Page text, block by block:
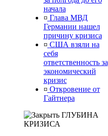
начала
¤ Глава МВД
Германии нашел
причину кризиса
¤ США взяли на
себя
ответственность за
экономический
кризис
¤ Откровение от
Гайтнера
ГЛУБИНА
КРИЗИСА